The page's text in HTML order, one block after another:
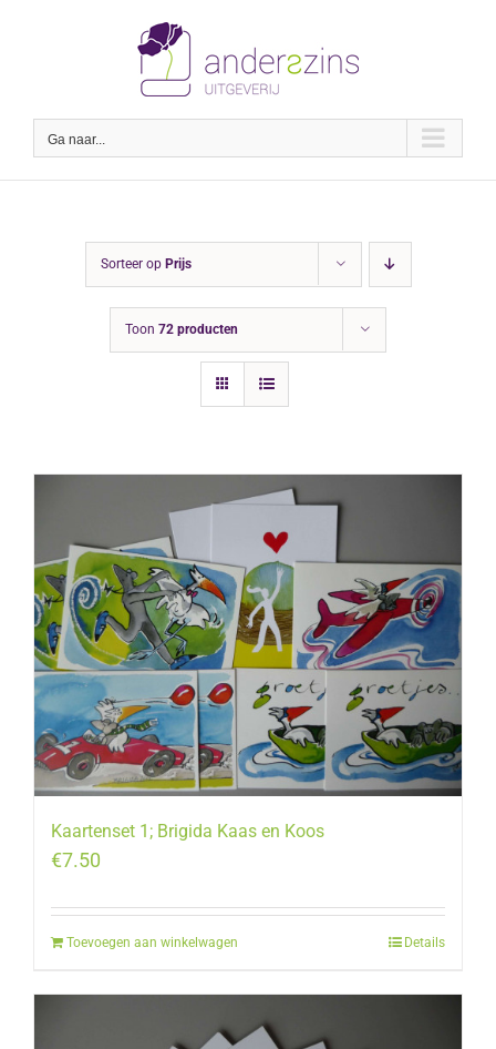
Ga naar...
Sorteer op Prijs
Toon 72 producten
Kaartenset 1; Brigida Kaas en Koos
€7.50
Toevoegen aan winkelwagen Details